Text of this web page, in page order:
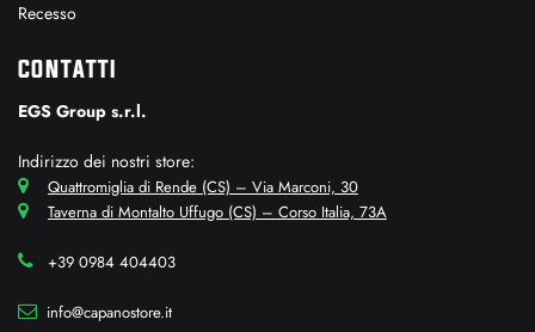
Recesso
CONTATTI
EGS Group s.r.l.
Indirizzo dei nostri store:
Quattromiglia di Rende (CS) – Via Marconi, 30
Taverna di Montalto Uffugo (CS) – Corso Italia, 73A
+39 0984 404403
info@capanostore.it